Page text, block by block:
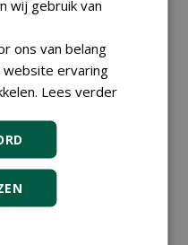
manier om
te beoordelen
volgens
wij gebruik van
ons van belang
ervaring
Lees verder